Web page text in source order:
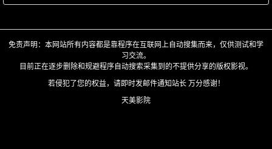
免责声明：本网站所有内容都是靠程序在互联网上自动搜集而来，仅供测试和学
习交流。
目前正在逐步删除和规避程序自动搜索采集到的不提供分享的版权影视。
若侵犯了您的权益，请即时发邮件通知站长 万分感谢！
天美影院